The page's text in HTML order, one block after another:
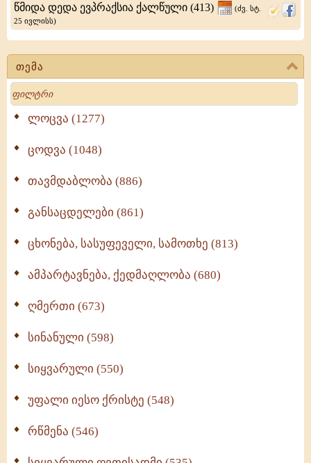
თემა
Search
ლოცვა (1277)
ცოდვა (1048)
თავმდაბლობა (886)
განსაცდელები (861)
ცხონება, სასუფეველი, სამოთხე (813)
ამპარტავნება, ქედმაღლობა (680)
ღმერთი (673)
სინანული (598)
სიყვარული (550)
უფალი იესო ქრისტე (548)
რწმენა (546)
სოსიოს
დიაკონნი,
წმიდა დედა ევპრაქსია ქალწული (413)
(ძვ. სტ.
25 ივლისს)